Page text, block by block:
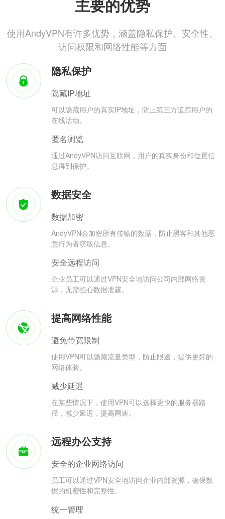
主要的优势
使用AndyVPN有许多优势，涵盖隐私保护、安全性、
访问权限和网络性能等方面
隐私保护
隐藏IP地址
可以隐藏用户的真实IP地址，防止第三方追踪用户的
在线活动。
匿名浏览
通过AndyVPN访问互联网，用户的真实身份和位置信
息得到保护。
数据安全
数据加密
AndyVPN会加密所有传输的数据，防止黑客和其他恶
意行为者窃取信息。
安全远程访问
企业员工可以通过VPN安全地访问公司内部网络资
源，无需担心数据泄露。
提高网络性能
避免带宽限制
使用VPN可以隐藏流量类型，防止限速，提供更好的
网络体验。
减少延迟
在某些情况下，使用VPN可以选择更快的服务器路
径，减少延迟，提高网速。
远程办公支持
安全的企业网络访问
员工可以通过VPN安全地访问企业内部资源，确保数
据的机密性和完整性。
统一管理